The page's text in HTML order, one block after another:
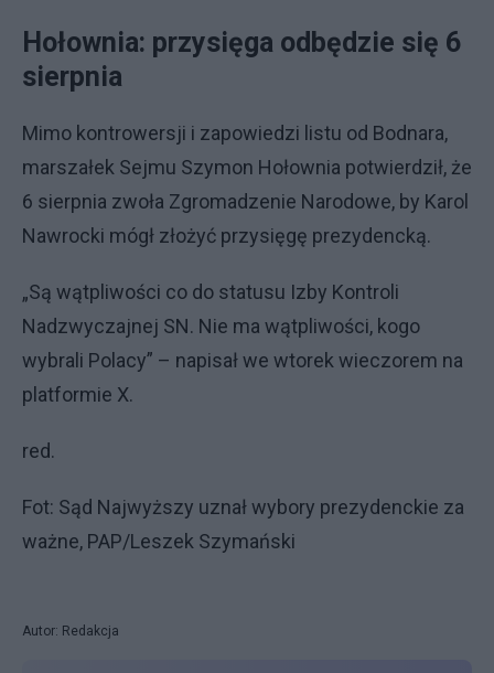
Hołownia: przysięga odbędzie się 6
sierpnia
Mimo kontrowersji i zapowiedzi listu od Bodnara,
marszałek Sejmu Szymon Hołownia potwierdził, że
6 sierpnia zwoła Zgromadzenie Narodowe, by Karol
Nawrocki mógł złożyć przysięgę prezydencką.
„Są wątpliwości co do statusu Izby Kontroli
Nadzwyczajnej SN. Nie ma wątpliwości, kogo
wybrali Polacy” – napisał we wtorek wieczorem na
platformie X.
red.
Fot: Sąd Najwyższy uznał wybory prezydenckie za
ważne, PAP/Leszek Szymański
Autor: Redakcja